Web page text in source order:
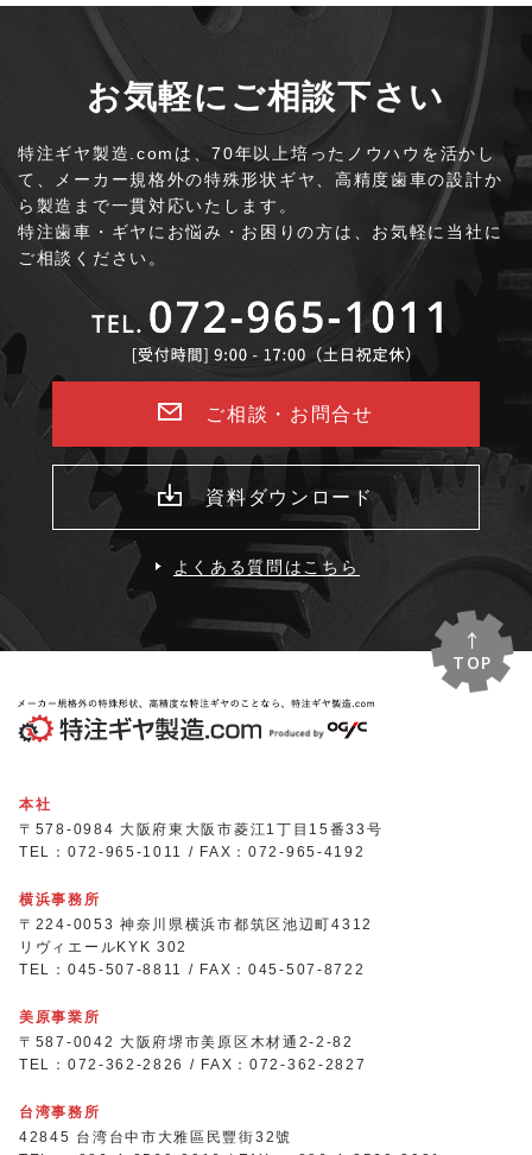
お気軽にご相談下さい
特注ギヤ製造.comは、70年以上培ったノウハウを活かし
て、
メーカー規格外の特殊形状ギヤ、高精度歯車の設計か
ら製造まで一貫対応いたします。
特注歯車・ギヤにお悩み・お困りの方は、お気軽に当社に
ご相談ください。
ご相談・お問合せ
資料ダウンロード
よくある質問はこちら
TOP
本社
〒578-0984 大阪府東大阪市菱江1丁目15番33号
TEL：072-965-1011 / FAX：072-965-4192
横浜事務所
〒224-0053 神奈川県横浜市都筑区池辺町4312
リヴィエールKYK 302
TEL：045-507-8811 / FAX：045-507-8722
美原事業所
〒587-0042 大阪府堺市美原区木材通2-2-82
TEL：072-362-2826 / FAX：072-362-2827
台湾事務所
42845 台湾台中市大雅區民豐街32號